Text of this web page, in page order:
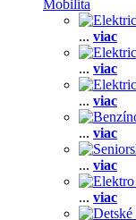
Mobilita
... viac
... viac
... viac
... viac
... viac
... viac